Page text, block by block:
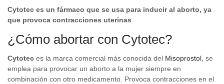
Cytotec es un fármaco que se usa para inducir al aborto, ya
que provoca contracciones uterinas
¿Cómo abortar con Cytotec?
Cytotec es la marca comercial más conocida del Misoprostol, se
emplea para provocar un aborto a la mujer siempre en
combinación con otro medicamento. Provoca contracciones en el